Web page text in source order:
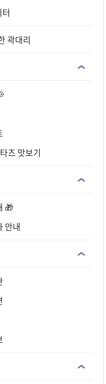
곽대리
즈 맛보기
🎁
안내